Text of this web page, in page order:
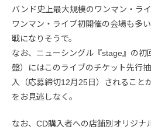
バンド史上最大規模のワンマン・ラ
ワンマン・ライブ初開催の会場も多
戦になりそうで。
なお、ニューシングル『stage』の初
盤）にはこのライブのチケット先行
入（応募締切12月25日）されること
をお見逃しなく。
なお、CD購入者への店舗別オリジナ